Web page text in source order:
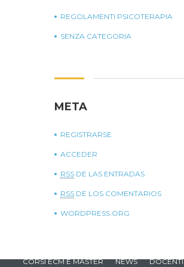
REGOLAMENTI PSICOTERAPIA
SENZA CATEGORIA
META
REGISTRARSE
ACCEDER
RSS DE LAS ENTRADAS
RSS DE LOS COMENTARIOS
WORDPRESS.ORG
CORSI ECM E MASTER NEWS DOCENTI